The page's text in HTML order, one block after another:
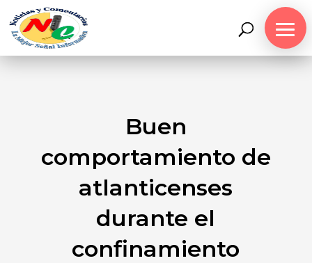
Buen
comportamiento de
atlanticenses
durante el
confinamiento